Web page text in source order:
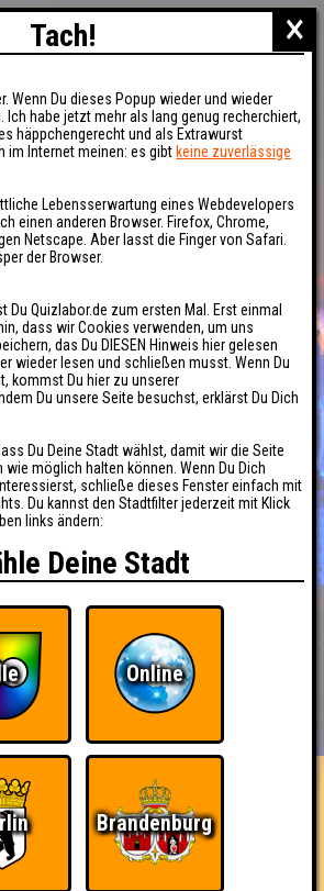
RESERVIERUNG
FAQ ÜBER UNS
#7
· Lange Nacht
×
Tach!
Wenn Du dieses Popup wieder und wieder
Ich habe jetzt mehr als lang genug recherchiert,
häppchengerecht und als Extrawurst
im Internet meinen: es gibt keine zuverlässige
Lebensserwartung eines Webdevelopers
einen anderen Browser. Firefox, Chrome,
Netscape. Aber lasst die Finger von Safari.
der Browser.
Du Quizlabor.de zum ersten Mal. Erst einmal
dass wir Cookies verwenden, um uns
das Du DIESEN Hinweis hier gelesen
wieder lesen und schließen musst. Wenn Du
kommst Du hier zu unserer
Indem Du unsere Seite besuchst, erklärst Du Dich
Du Deine Stadt wählst, damit wir die Seite
möglich halten können. Wenn Du Dich
schließe dieses Fenster einfach mit
Du kannst den Stadtfilter jederzeit mit Klick
links ändern:
Deine Stadt
Online
Brandenburg